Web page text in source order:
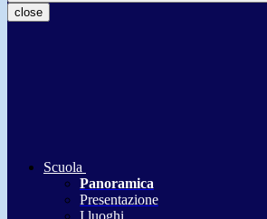
close
Scuola
Panoramica
Presentazione